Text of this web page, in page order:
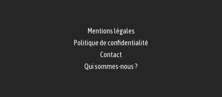
Mentions légales
Politique de confidentialité
Contact
Qui sommes-nous ?